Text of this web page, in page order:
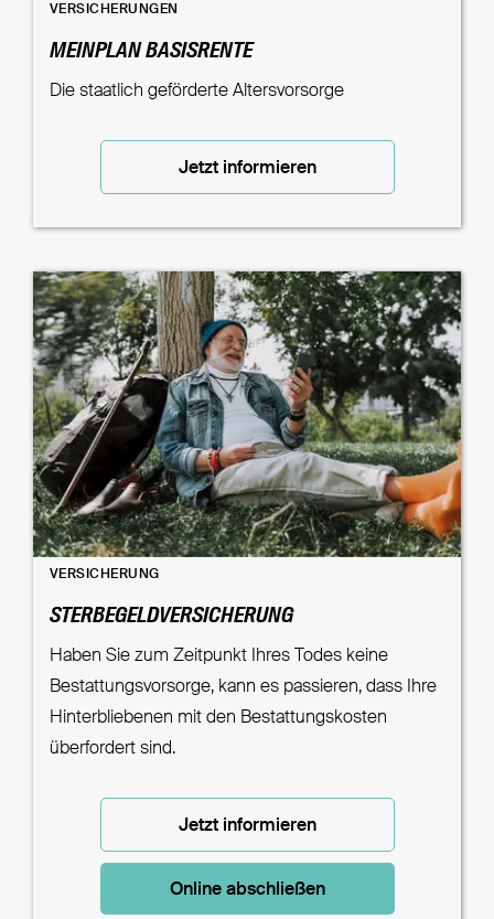
VERSICHERUNGEN
MEINPLAN BASISRENTE
Die staatlich geförderte Altersvorsorge
Jetzt informieren
VERSICHERUNG
STERBEGELDVERSICHERUNG
Haben Sie zum Zeitpunkt Ihres Todes keine
Bestattungsvorsorge, kann es passieren, dass Ihre
Hinterbliebenen mit den Bestattungskosten
überfordert sind.
Jetzt informieren
Online abschließen